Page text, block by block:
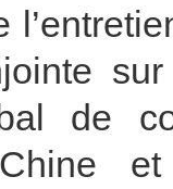
sur
de